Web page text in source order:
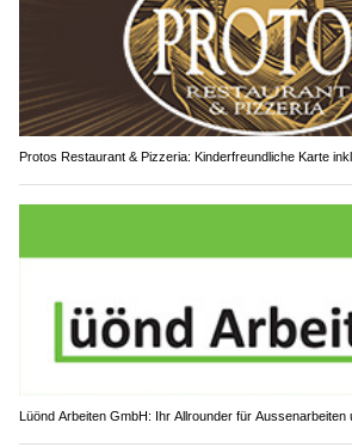
Protos Restaurant & Pizzeria: Kinderfreundliche Karte
Lüönd Arbeiten GmbH: Ihr Allrounder für Aussenarbeiten